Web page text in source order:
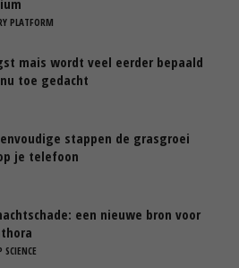
PLATFORM
mais wordt veel eerder bepaald
toe gedacht
stappen de grasgroei
je telefoon
een nieuwe bron voor
SCIENCE